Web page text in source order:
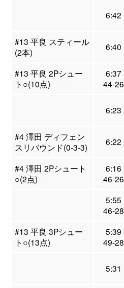
6:42
#13 平良 スティール
(2本)
6:40
#13 平良 2Pシュー
ト○(10点)
6:37
44-26
6:23
#4 澤田 ディフェン
スリバウンド(0-3-3)
6:22
#4 澤田 2Pシュート
○(2点)
6:16
46-26
5:55
46-28
#13 平良 3Pシュー
ト○(13点)
5:39
49-28
5:31